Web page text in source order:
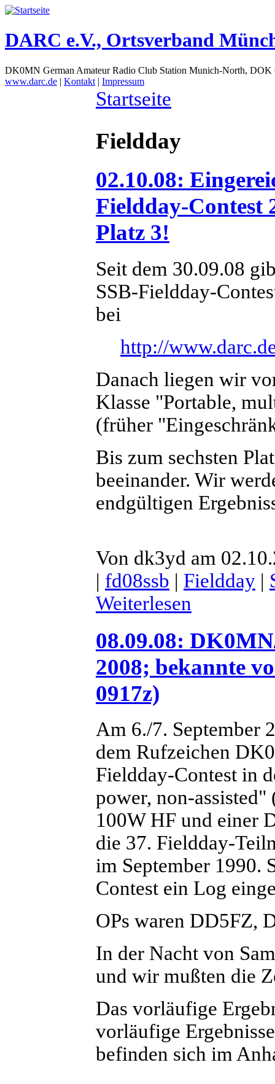
DARC e.V., Ortsverband
DK0MN German Amateur Radio Club Station Munich-North,
www.darc.de | Kontakt | Impressum
Startseite
Fieldday
02.10.08:
Fieldday-Contest
Platz 3!
Seit dem 30.09.08
SSB-Fieldday-
bei
http://
Danach liegen wir
Klasse "Portable,
(früher
Bis zum sechsten
beeinander. Wir
endgültigen
Von dk3yd am
| fd08ssb | Fieldday |
Weiterlesen
08.09.08:
2008; bekannte
0917z)
Am 6./7. September
dem Rufzeichen
Fieldday-Contest in
power, non-
100W HF und einer
die 37. Fieldday-
im September 1990.
Contest ein Log
OPs waren DD5FZ,
In der Nacht von
und wir mußten die
Das vorläufige
vorläufige
befinden sich im